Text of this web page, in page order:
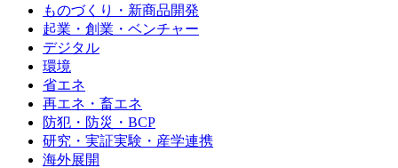
ものづくり・新商品開発
起業・創業・ベンチャー
デジタル
環境
省エネ
再エネ・畜エネ
防犯・防災・BCP
研究・実証実験・産学連携
海外展開